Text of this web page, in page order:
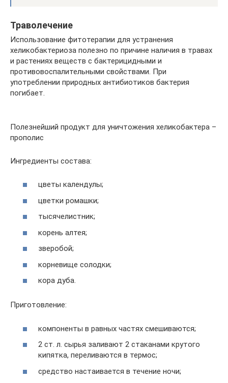
Траволечение
Использование фитотерапии для устранения
хеликобактериоза полезно по причине наличия в травах
и растениях веществ с бактерицидными и
противовоспалительными свойствами. При
употреблении природных антибиотиков бактерия
погибает.
Полезнейший продукт для уничтожения хеликобактера –
прополис
Ингредиенты состава:
цветы календулы;
цветки ромашки;
тысячелистник;
корень алтея;
зверобой;
корневище солодки;
кора дуба.
Приготовление:
компоненты в равных частях смешиваются;
2 ст. л. сырья заливают 2 стаканами крутого
кипятка, переливаются в термос;
средство настаивается в течение ночи;